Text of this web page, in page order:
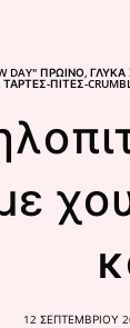
DAY" ΠΡΩΙΝΌ, ΓΛΥΚΆ
ΤΆΡΤΕΣ-ΠΊΤΕΣ-
12 ΣΕΠΤΕΜΒΡΊΟΥ